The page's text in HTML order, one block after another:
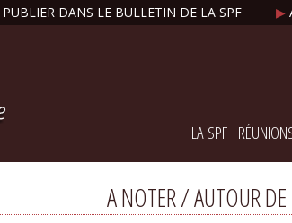
PUBLIER DANS LE BULLETIN DE LA SPF ▶
LA SPF
A NOTER / AUTOUR DE